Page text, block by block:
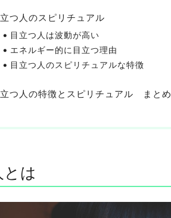
つ人のスピリチュアル
目立つ人は波動が高い
エネルギー的に目立つ理由
目立つ人のスピリチュアルな特徴
つ人の特徴とスピリチュアル まとめ
とは